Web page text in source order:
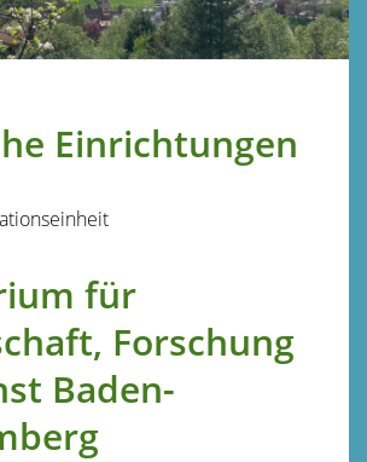
Einrichtungen
für
Forschung
Baden-